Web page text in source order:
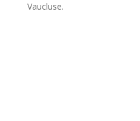
Vaucluse.